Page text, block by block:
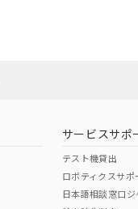
サービスサポ
テスト機貸出
ロボティクスサポ
日本語相談窓口